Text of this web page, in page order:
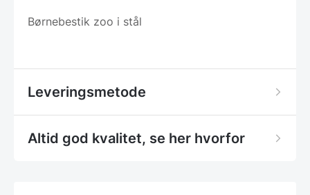
Børnebestik zoo i stål
Leveringsmetode
Altid god kvalitet, se her hvorfor